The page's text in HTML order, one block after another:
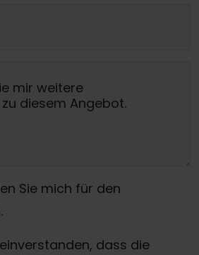
Sie mich für den
dass die